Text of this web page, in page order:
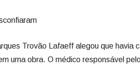
Trovão Lafaeff alegou que havia
uma obra. O médico responsável